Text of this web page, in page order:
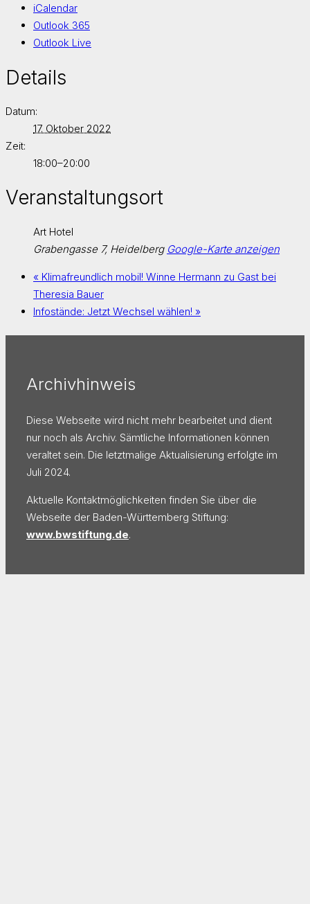
iCalendar
Outlook 365
Outlook Live
Details
Datum:
17. Oktober 2022
Zeit:
18:00–20:00
Veranstaltungsort
Art Hotel
Grabengasse 7, Heidelberg Google-Karte anzeigen
« Klimafreundlich mobil! Winne Hermann zu Gast bei
Theresia Bauer
Infostände: Jetzt Wechsel wählen! »
Archivhinweis
Diese Webseite wird nicht mehr bearbeitet und dient
nur noch als Archiv. Sämtliche Informationen können
veraltet sein. Die letztmalige Aktualisierung erfolgte im
Juli 2024.
Aktuelle Kontaktmöglichkeiten finden Sie über die
Webseite der Baden-Württemberg Stiftung:
www.bwstiftung.de.